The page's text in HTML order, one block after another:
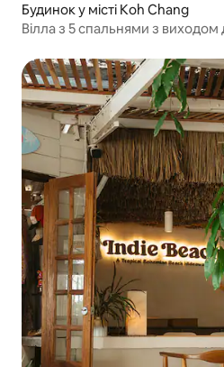
Будинок у місті Koh Chang
Вілла з 5 спальнями з виходом